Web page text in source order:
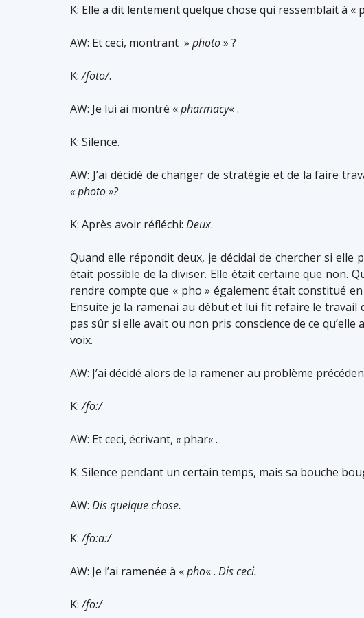
K: Elle a dit lentement quelque chose qui ressemblait à «
AW: Et ceci, montrant » photo» ?
K:/foto/.
AW: Je lui ai montré «pharmacy« .
K: Silence.
AW: J’ai décidé de changer de stratégie et de la faire
« photo »?
K: Après avoir réfléchi: Deux.
Quand elle répondit deux, je décidai de chercher si elle
était possible de la diviser. Elle était certaine que non.
rendre compte que « pho » également était constitué
Ensuite je la ramenai au début et lui fit refaire le travail
pas sûr si elle avait ou non pris conscience de ce
voix.
AW: J’ai décidé alors de la ramener au problème
K:/fo:/
AW: Et ceci, écrivant, «phar«.
K: Silence pendant un certain temps, mais sa bouche
AW: Dis quelque chose.
K:/fo:a:/
AW: Je l’ai ramenée à «pho« . Dis ceci.
K:/fo:/